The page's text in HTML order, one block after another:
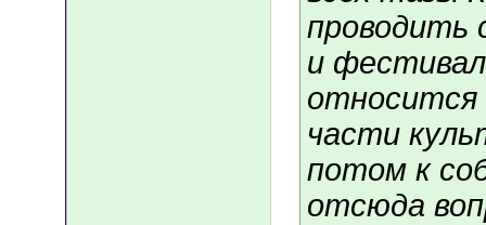
проводить
и
относится
части
потом к
отсюда